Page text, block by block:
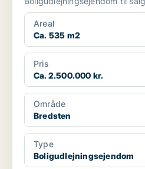
Areal
Ca. 535 m2
Pris
Ca. 2.500.000 kr.
Område
Bredsten
Type
Boligudlejningsejendom